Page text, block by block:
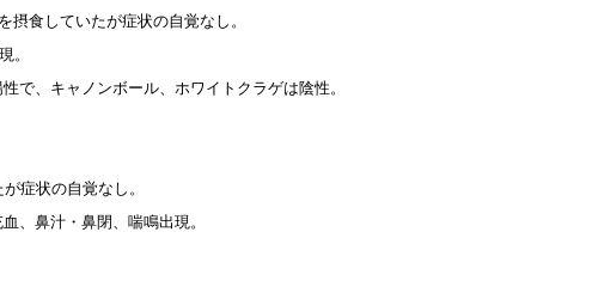
食していたが症状の自覚なし。
。
で、キャノンボール、ホワイトクラゲは陰性。
症状の自覚なし。
、鼻汁・鼻閉、喘鳴出現。